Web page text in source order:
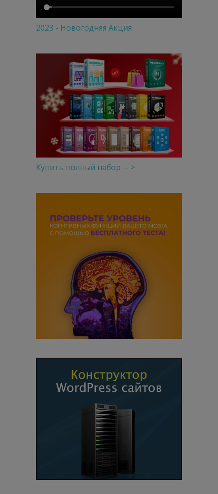
2023 - Новогодняя Акция
Купить полный набор -- >